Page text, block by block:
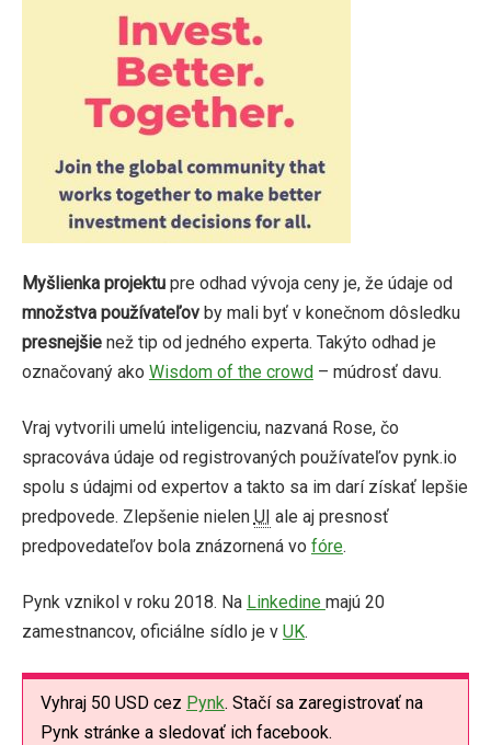
Myšlienka projektupre odhad vývoja ceny je, že údaje od
množstva používateľovby mali byť v konečnom dôsledku
presnejšie než tip od jedného experta. Takýto odhad je
označovaný ako Wisdom of the crowd – múdrosť davu.
Vraj vytvorili umelú inteligenciu, nazvaná Rose, čo
spracováva údaje od registrovaných používateľov pynk.io
spolu s údajmi od expertov a takto sa im darí získať lepšie
predpovede. Zlepšenie nielen UI ale aj presnosť
predpovedateľov bola znázornená vo fóre.
Pynk vznikol v roku 2018. Na Linkedine majú 20
zamestnancov, oficiálne sídlo je v UK.
Vyhraj 50 USD cez Pynk. Stačí sa zaregistrovať na
Pynk stránke a sledovať ich facebook.